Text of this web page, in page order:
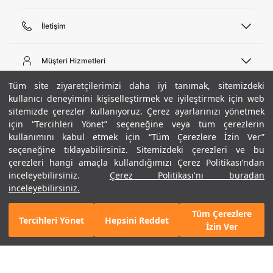
Tüm site ziyaretçilerimizi daha iyi tanımak, sitemizdeki
kullanıcı deneyimini kişiselleştirmek ve iyileştirmek için web
sitemizde çerezler kullanıyoruz. Çerez ayarlarınızı yönetmek
için “Tercihleri Yönet” seçeneğine veya tüm çerezlerin
kullanımını kabul etmek için “Tüm Çerezlere İzin Ver”
seçeneğine tıklayabilirsiniz. Sitemizdeki çerezleri ve bu
çerezleri hangi amaçla kullandığımızı Çerez Politikası’ndan
inceleyebilirsiniz.
Çerez Politikası'nı buradan
inceleyebilirsiniz.
Tercihleri Yönet Hepsini Reddet
Tüm Çerezlere
İzin Ver
+ 9 Renk
5.990 TL
%30
SEPETE EKLE
İletişim
444 02 00
Pazartesi - Cuma 09:00 - 18:00
E-posta
bilgi@underarmour.com
Müşteri Hizmetleri
Sipariş Sorgulama
Bize Ulaşın
Teslimat Bilgileri
İşlem Rehberi
İade ve Değişimler
Sıkça Sorulan Sorular
Beden Rehberi
Site Haritası
Hakkımızda
Ticari Bilgiler
Hükümler ve Koşullar
Gizlilik Politikası
Çerez Politikası
Kariyer
ETBİS
UA Sosyal Medya
Instagram
Facebook
Twitter
Popüler Kategoriler
Erkek Basketbol Ayakkabısı
Çocuk Basketbol Ayakkabısı
Erkek Eşofman
Kadın Tayt